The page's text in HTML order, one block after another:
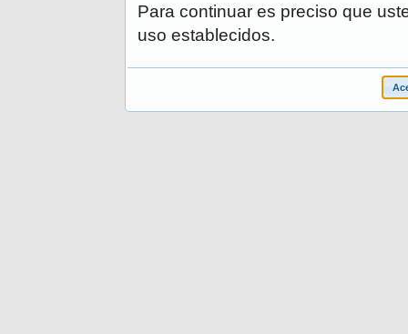
Para continuar es preciso que
uso establecidos.